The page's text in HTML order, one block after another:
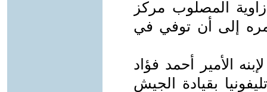
زاوية المصلوب مركز
إلى أن توفي في
الأمير أحمد فؤاد
بقيادة الجيش